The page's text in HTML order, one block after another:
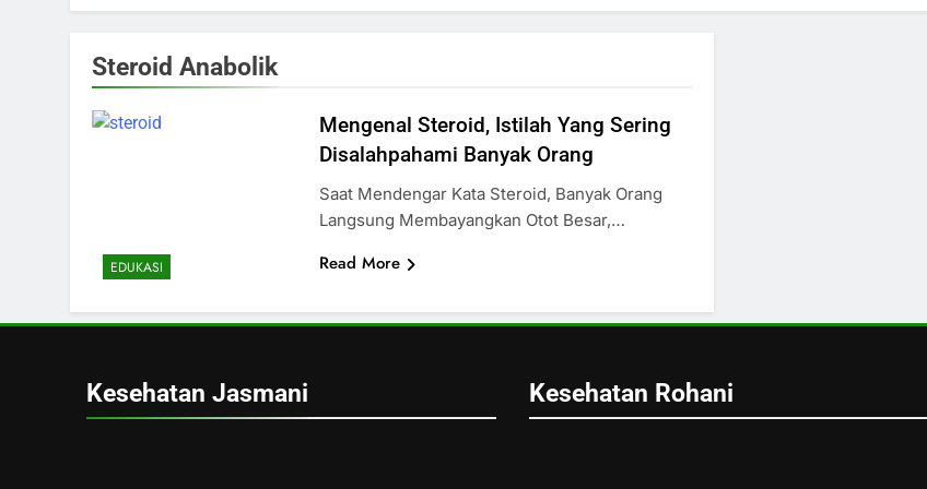
Steroid Anabolik
EDUKASI
Mengenal Steroid, Istilah Yang Sering
Disalahpahami Banyak Orang
Saat Mendengar Kata Steroid, Banyak Orang
Langsung Membayangkan Otot Besar,…
Read More
Kesehatan Jasmani Kesehatan Rohani